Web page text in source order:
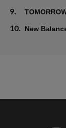
9.
10. New